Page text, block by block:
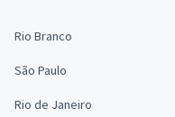
Rio Branco
São Paulo
Rio de Janeiro